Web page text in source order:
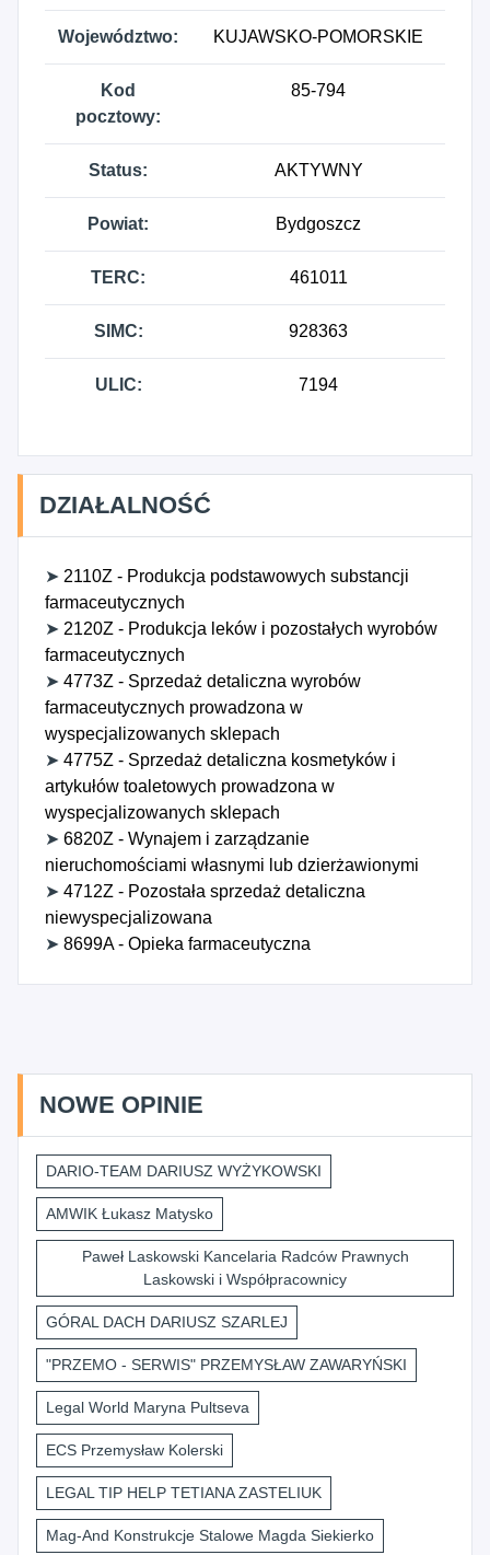
Województwo: KUJAWSKO-POMORSKIE
Kod
pocztowy:
85-794
Status: AKTYWNY
Powiat: Bydgoszcz
TERC: 461011
SIMC: 928363
ULIC: 7194
DZIAŁALNOŚĆ
➤ 2110Z - Produkcja podstawowych substancji
farmaceutycznych
➤ 2120Z - Produkcja leków i pozostałych wyrobów
farmaceutycznych
➤ 4773Z - Sprzedaż detaliczna wyrobów
farmaceutycznych prowadzona w
wyspecjalizowanych sklepach
➤ 4775Z - Sprzedaż detaliczna kosmetyków i
artykułów toaletowych prowadzona w
wyspecjalizowanych sklepach
➤ 6820Z - Wynajem i zarządzanie
nieruchomościami własnymi lub dzierżawionymi
➤ 4712Z - Pozostała sprzedaż detaliczna
niewyspecjalizowana
➤ 8699A - Opieka farmaceutyczna
NOWE OPINIE
DARIO-TEAM DARIUSZ WYŻYKOWSKI
AMWIK Łukasz Matysko
Paweł Laskowski Kancelaria Radców Prawnych
Laskowski i Współpracownicy
GÓRAL DACH DARIUSZ SZARLEJ
"PRZEMO - SERWIS" PRZEMYSŁAW ZAWARYŃSKI
Legal World Maryna Pultseva
ECS Przemysław Kolerski
LEGAL TIP HELP TETIANA ZASTELIUK
Mag-And Konstrukcje Stalowe Magda Siekierko